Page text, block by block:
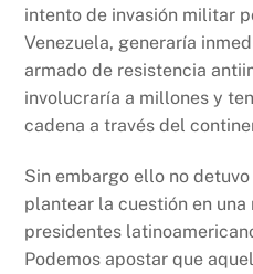
intento de invasión militar
Venezuela, generaría
armado de resistencia
involucraría a millones y
cadena a través del
Sin embargo ello no
plantear la cuestión en
presidentes
Podemos apostar que